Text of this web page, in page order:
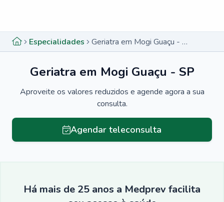
Especialidades Geriatra em Mogi Guaçu - SP
Geriatra em Mogi Guaçu - SP
Aproveite os valores reduzidos e agende agora a sua
consulta.
Agendar teleconsulta
Há mais de 25 anos a Medprev facilita